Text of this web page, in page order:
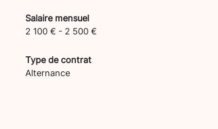
Salaire mensuel
2 100 € - 2 500 €
Type de contrat
Alternance